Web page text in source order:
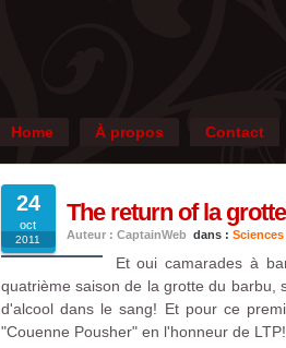
Home À propos Contact
24
oct
2011
The return of la
Auteur : CaptainWeb dans :
Et oui camarades à
quatrième saison de la grotte du barbu,
d'alcool dans le sang! Et pour ce
"Couenne Pousher" en l'honneur de LTP!